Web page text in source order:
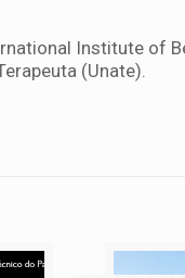
Institute of
(Unate).